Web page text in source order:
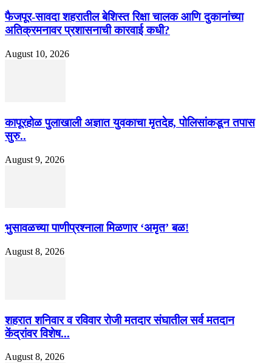
फैजपूर-सावदा शहरातील बेशिस्त रिक्षा चालक आणि दुकानांच्या
अतिक्रमनावर प्रशासनाची कारवाई कधी?
August 10, 2026
कापूरहोळ पुलाखाली अज्ञात युवकाचा मृतदेह, पोलिसांकडून तपास
सुरु..
August 9, 2026
भुसावळच्या पाणीप्रश्नाला मिळणार ‘अमृत’ बळ!
August 8, 2026
शहरात शनिवार व रविवार रोजी मतदार संघातील सर्व मतदान
केंद्रांवर विशेष...
August 8, 2026